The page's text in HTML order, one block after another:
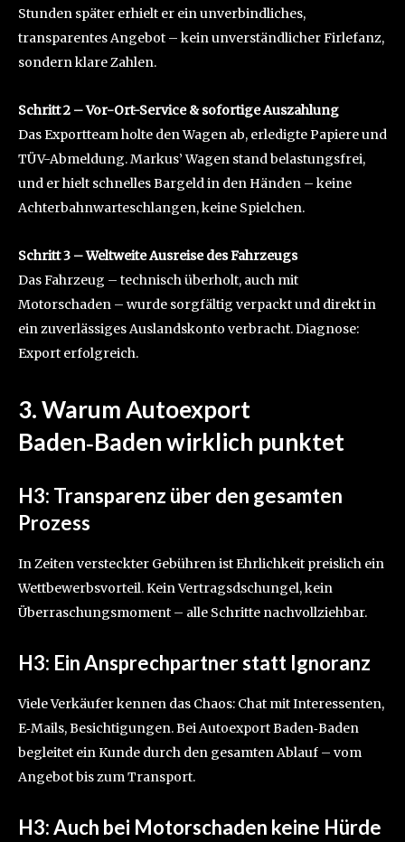
Stunden später erhielt er ein unverbindliches,
transparentes Angebot – kein unverständlicher Firlefanz,
sondern klare Zahlen.
Schritt 2 – Vor-Ort-Service & sofortige Auszahlung
Das Exportteam holte den Wagen ab, erledigte Papiere und
TÜV-Abmeldung. Markus’ Wagen stand belastungsfrei,
und er hielt schnelles Bargeld in den Händen – keine
Achterbahnwarteschlangen, keine Spielchen.
Schritt 3 – Weltweite Ausreise des Fahrzeugs
Das Fahrzeug – technisch überholt, auch mit
Motorschaden – wurde sorgfältig verpackt und direkt in
ein zuverlässiges Auslandskonto verbracht. Diagnose:
Export erfolgreich.
3. WarumAutoexport
Baden‑Badenwirklich punktet
H3: Transparenz über den gesamten
Prozess
In Zeiten versteckter Gebühren ist Ehrlichkeit preislich ein
Wettbewerbsvorteil. Kein Vertragsdschungel, kein
Überraschungsmoment – alle Schritte nachvollziehbar.
H3: Ein Ansprechpartner statt Ignoranz
Viele Verkäufer kennen das Chaos: Chat mit Interessenten,
E‑Mails, Besichtigungen. Bei Autoexport Baden‑Baden
begleitet ein Kunde durch den gesamten Ablauf – vom
Angebot bis zum Transport.
H3: Auch bei Motorschaden keine Hürde